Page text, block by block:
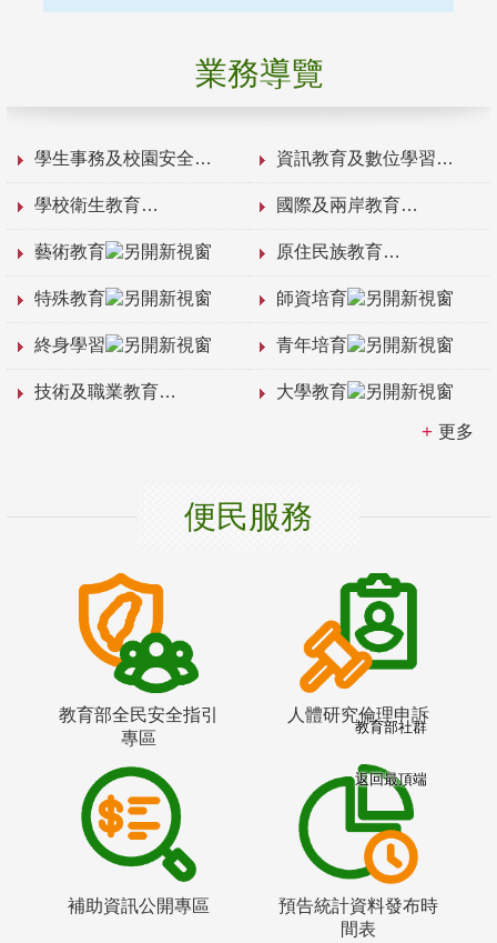
業務導覽
學生事務及校園安全 資訊教育及數位學習
學校衛生教育 國際及兩岸教育
藝術教育 原住民族教育
特殊教育 師資培育
終身學習 青年培育
技術及職業教育 大學教育
更多
便民服務
教育部全民安全指引
專區
人體研究倫理申訴
補助資訊公開專區
預告統計資料發布時
間表
教育部社群
返回最頂端